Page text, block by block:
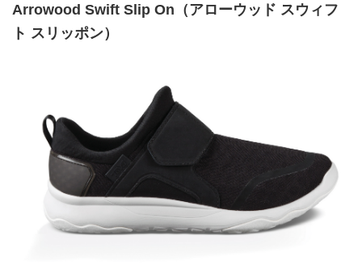
Arrowood Swift Slip On（アローウッド スウィフ
ト スリッポン）